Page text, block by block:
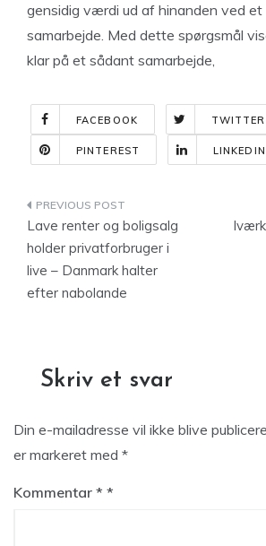
gensidig værdi ud af hinanden ved
samarbejde. Med dette spørgsmål
klar på et sådant samarbejde,
FACEBOOK TWITTER
PINTEREST LINKEDIN
Indlægsnavigation
Lave renter og boligsalg
holder privatforbruger i
live – Danmark halter
efter nabolande
Skriv et svar
Din e-mailadresse vil ikke blive
er markeret med *
Kommentar *